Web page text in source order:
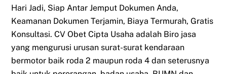
Hari Jadi, Siap Antar Jemput Dokumen Anda,
Keamanan Dokumen Terjamin, Biaya Termurah, Gratis
Konsultasi. CV Obet Cipta Usaha adalah Biro jasa
yang mengurusi urusan surat-surat kendaraan
bermotor baik roda 2 maupun roda 4 dan seterusnya